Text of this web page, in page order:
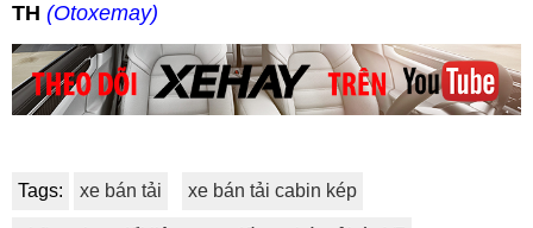
TH (Otoxemay)
Tags: xe bán tải xe bán tải cabin kép